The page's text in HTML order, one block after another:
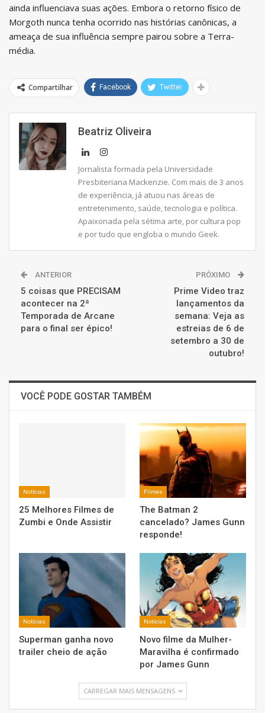
ainda influenciava suas ações. Embora o retorno físico de
Morgoth nunca tenha ocorrido nas histórias canônicas, a
ameaça de sua influência sempre pairou sobre a Terra-
média.
Compartilhar Facebook Twitter
Beatriz Oliveira
Jornalista formada pela Universidade
Presbiteriana Mackenzie. Com mais de 3 anos
de experiência, já atuou nas áreas de
entretenimento, saúde, tecnologia e política.
Apaixonada pela sétima arte, por cultura pop
e por tudo que engloba o mundo Geek.
ANTERIOR
5 coisas que PRECISAM
acontecer na 2ª
Temporada de Arcane
para o final ser épico!
PRÓXIMO
Prime Video traz
lançamentos da
semana: Veja as
estreias de 6 de
setembro a 30 de
outubro!
VOCÊ PODE GOSTAR TAMBÉM
Notícias
25 Melhores Filmes de
Zumbi e Onde Assistir
Filmes
The Batman 2
cancelado? James Gunn
responde!
Notícias
Superman ganha novo
trailer cheio de ação
Notícias
Novo filme da Mulher-
Maravilha é confirmado
por James Gunn
CARREGAR MAIS MENSAGENS